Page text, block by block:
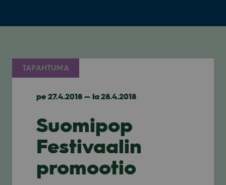
TAPAHTUMA
pe 27.4.2018 — la 28.4.2018
Suomipop
Festivaalin
promootio